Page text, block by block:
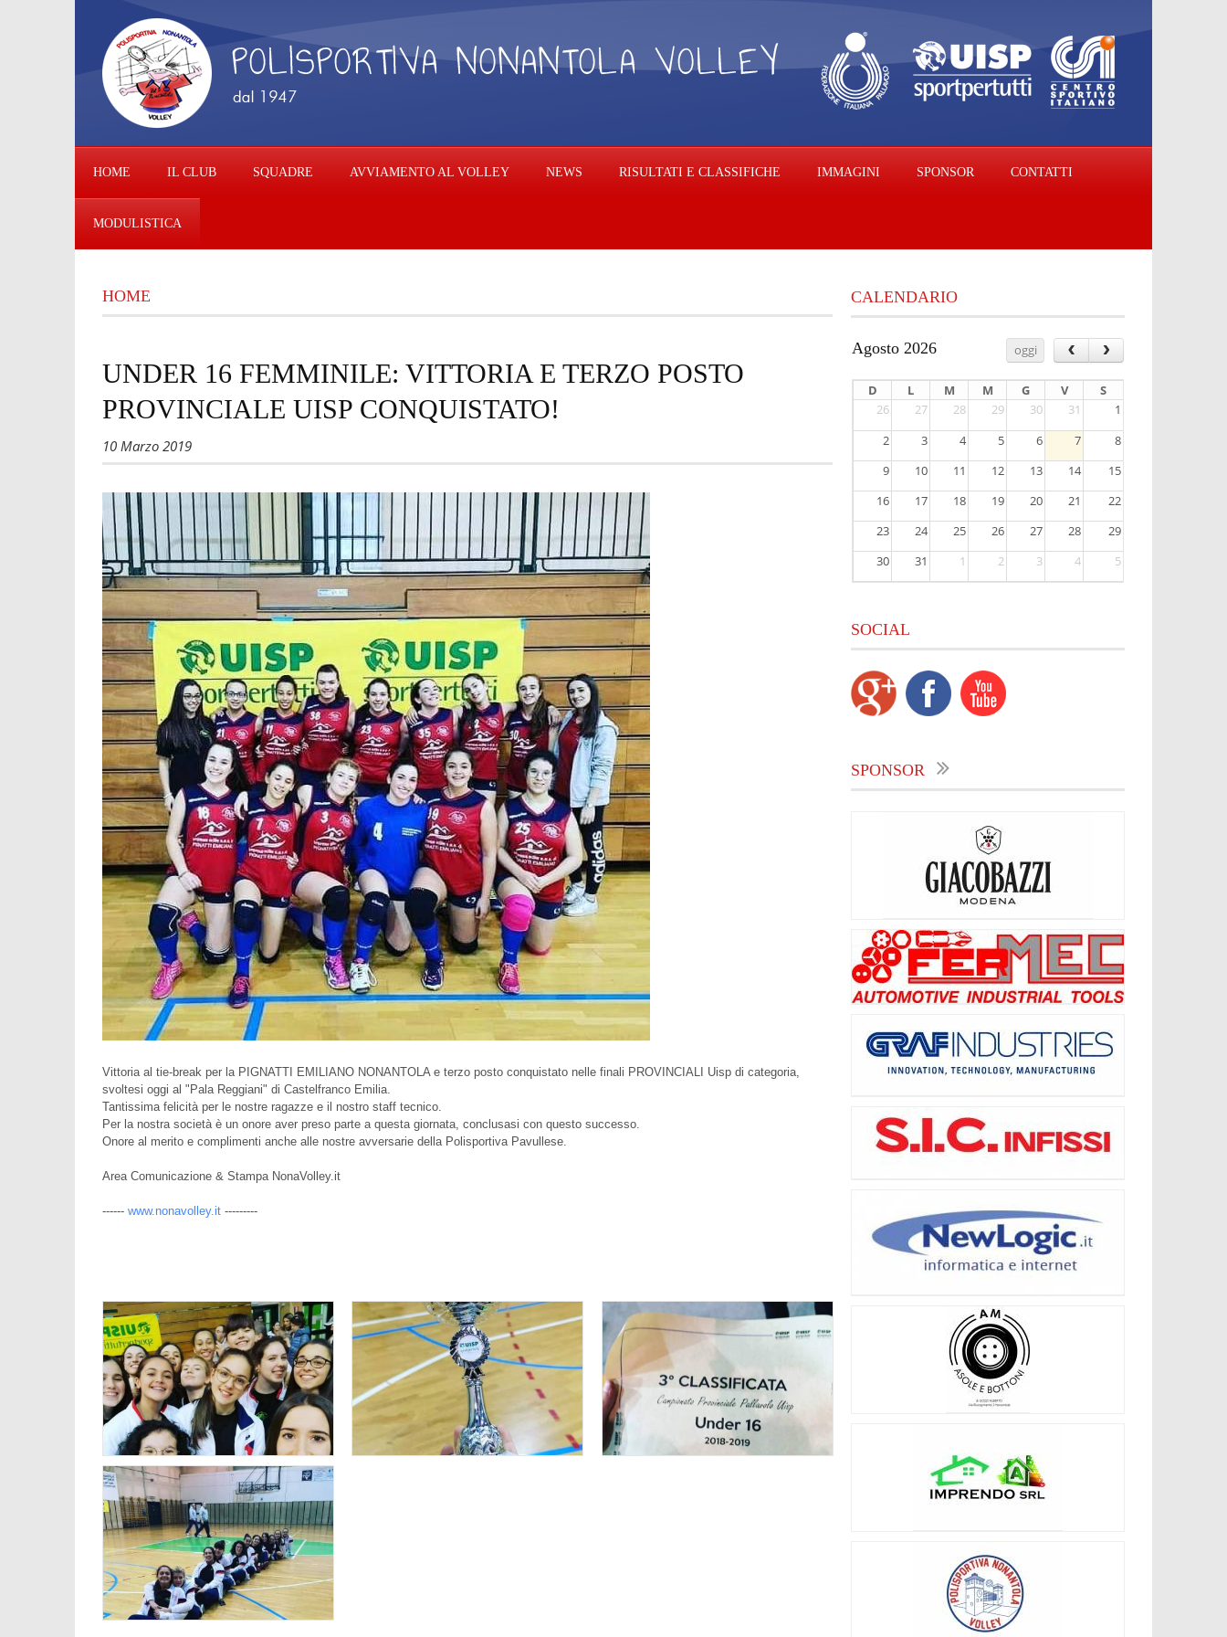
HOME IL CLUB SQUADRE AVVIAMENTO AL VOLLEY NEWS RISULTATI E CLASSIFICHE IMMAGINI SPONSOR CONTATTI
MODULISTICA
HOME
UNDER 16 FEMMINILE: VITTORIA E TERZO POSTO
PROVINCIALE UISP CONQUISTATO!
10 Marzo 2019
Vittoria al tie-break per la PIGNATTI EMILIANO NONANTOLA e terzo posto conquistato nelle finali PROVINCIALI Uisp di categoria,
svoltesi oggi al "Pala Reggiani" di Castelfranco Emilia.
Tantissima felicità per le nostre ragazze e il nostro staff tecnico.
Per la nostra società è un onore aver preso parte a questa giornata, conclusasi con questo successo.
Onore al merito e complimenti anche alle nostre avversarie della Polisportiva Pavullese.
Area Comunicazione & Stampa NonaVolley.it
------ www.nonavolley.it ---------
CALENDARIO
Agosto 2026 oggi ‹ ›
D L M M G V
S
26
27 28 29 30 31
1
2
3 4 5 6 7
8
9
10 11 12 13 14
15
16
17 18 19 20 21
22
23
24 25 26 27 28
29
30
31 1 2 3 4 5
SOCIAL
SPONSOR